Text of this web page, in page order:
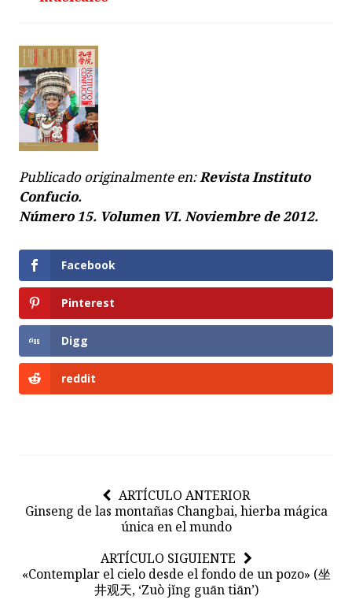
Publicado originalmente en: Revista Instituto
Confucio.
Número 15. Volumen VI. Noviembre de 2012.
Facebook
Pinterest
Digg
reddit
ARTÍCULO ANTERIOR
Ginseng de las montañas Changbai, hierba mágica
única en el mundo
ARTÍCULO SIGUIENTE
«Contemplar el cielo desde el fondo de un pozo» (坐
井观天, ‘Zuò jǐng guān tiān’)